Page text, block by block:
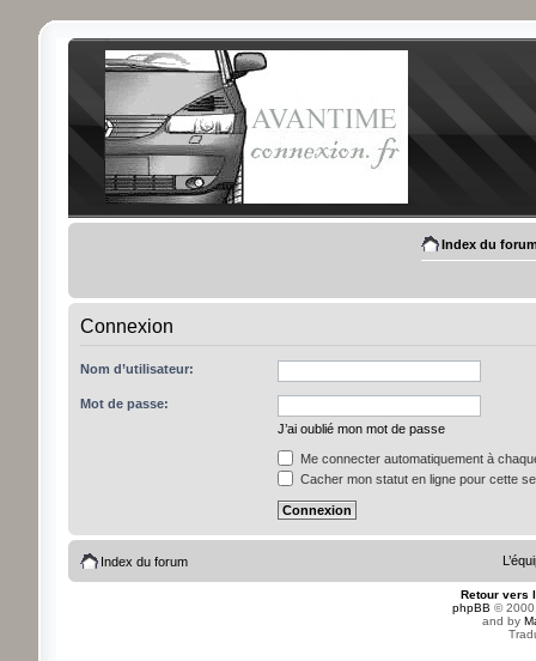
Index du
Connexion
Nom d’utilisateur:
Mot de passe:
J’ai oublié mon mot de passe
Me connecter automatiquement à
Cacher mon statut en ligne pour cette
Index du forum
Retour vers
phpBB ©
and by